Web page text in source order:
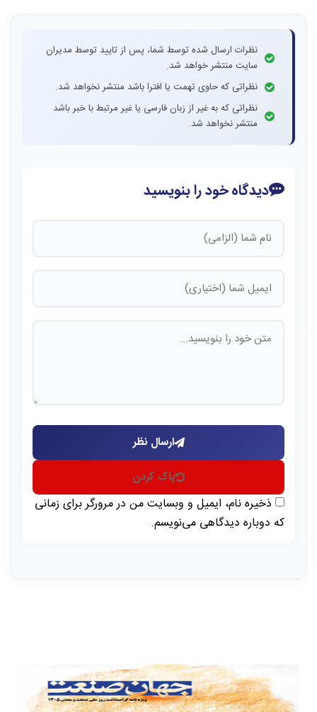
نظرات ارسال شده توسط شما، پس از تایید توسط مدیران
سایت منتشر خواهد شد.
نظراتی که حاوی تهمت یا افترا باشد منتشر نخواهد شد.
نظراتی که به غیر از زبان فارسی یا غیر مرتبط با خبر باشد
منتشر نخواهد شد.
دیدگاه خود را بنویسید
ارسال نظر
پاک کردن
ذخیره نام، ایمیل و وبسایت من در مرورگر برای زمانی
که دوباره دیدگاهی می‌نویسم.